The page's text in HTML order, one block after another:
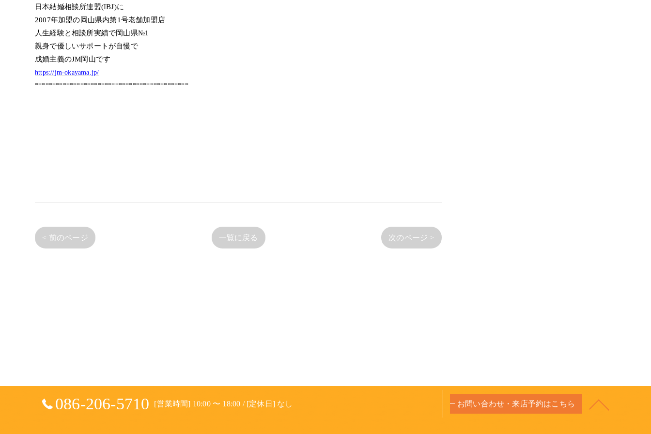
日本結婚相談所連盟(IBJ)に
2007年加盟の岡山県内第1号老舗加盟店
人生経験と相談所実績で岡山県№1
親身で優しいサポートが自慢で
成婚主義のJM岡山です
https://jm-okayama.jp/
********************************************
< 前のページ 一覧に戻る 次のページ >
086-206-5710 [営業時間] 10:00 〜 18:00 / [定休日] なし お問い合わせ・来店予約はこちら